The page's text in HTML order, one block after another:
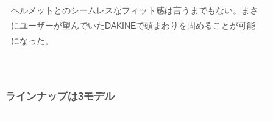
ヘルメットとのシームレスなフィット感は言うまでもない。まさ
にユーザーが望んでいたDAKINEで頭まわりを固めることが可能
になった。
ラインナップは3モデル